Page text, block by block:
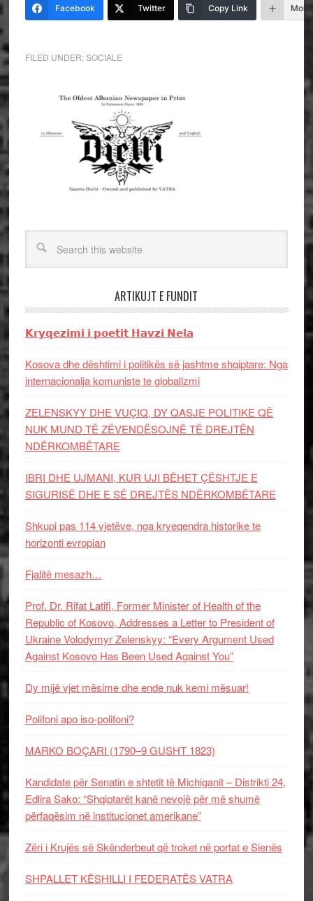
Facebook Twitter Copy Link More
FILED UNDER:SOCIALE
ARTIKUJT E FUNDIT
𝗞𝗿𝘆𝗾𝗲𝘇𝗶𝗺𝗶 𝗶 𝗽𝗼𝗲𝘁𝗶𝘁 𝗛𝗮𝘃𝘇𝗶 𝗡𝗲𝗹𝗮
Kosova dhe dështimi i politikës së jashtme shqiptare: Nga
internacionalja komuniste te globalizmi
ZELENSKYY DHE VUÇIQ, DY QASJE POLITIKE QË
NUK MUND TË ZËVENDËSOJNË TË DREJTËN
NDËRKOMBËTARE
IBRI DHE UJMANI, KUR UJI BËHET ÇËSHTJE E
SIGURISË DHE E SË DREJTËS NDËRKOMBËTARE
Shkupi pas 114 vjetëve, nga kryeqendra historike te
horizonti evropian
Fjalitë mesazh…
Prof. Dr. Rifat Latifi, Former Minister of Health of the
Republic of Kosovo, Addresses a Letter to President of
Ukraine Volodymyr Zelenskyy: “Every Argument Used
Against Kosovo Has Been Used Against You”
Dy mijë vjet mësime dhe ende nuk kemi mësuar!
Polifoni apo iso-polifoni?
MARKO BOÇARI (1790–9 GUSHT 1823)
Kandidate për Senatin e shtetit të Michiganit – Distrikti 24,
Edlira Sako: “Shqiptarët kanë nevojë për më shumë
përfaqësim në institucionet amerikane”
Zëri i Krujës së Skënderbeut që troket në portat e Sienës
SHPALLET KËSHILLI I FEDERATËS VATRA